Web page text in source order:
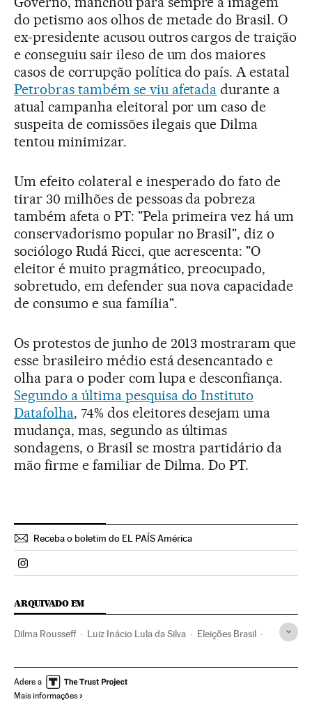
do petismo aos olhos de metade do Brasil. O
ex-presidente acusou outros cargos de traição
e conseguiu sair ileso de um dos maiores
casos de corrupção política do país. A estatal
Petrobras também se viu afetada durante a
atual campanha eleitoral por um caso de
suspeita de comissões ilegais que Dilma
tentou minimizar.
Um efeito colateral e inesperado do fato de
tirar 30 milhões de pessoas da pobreza
também afeta o PT: "Pela primeira vez há um
conservadorismo popular no Brasil", diz o
sociólogo Rudá Ricci, que acrescenta: "O
eleitor é muito pragmático, preocupado,
sobretudo, em defender sua nova capacidade
de consumo e sua família".
Os protestos de junho de 2013 mostraram que
esse brasileiro médio está desencantado e
olha para o poder com lupa e desconfiança.
Segundo a última pesquisa do Instituto
Datafolha, 74% dos eleitores desejam uma
mudança, mas, segundo as últimas
sondagens, o Brasil se mostra partidário da
mão firme e familiar de Dilma. Do PT.
Receba o boletim do EL PAÍS América
Politica El País Brasil en Instagram
ARQUIVADO EM
Dilma Rousseff Luiz Inácio Lula da Silva Eleições Brasil
Candidaturas políticas Eleições presidenciais
Partidos políticos
Adere a
Mais informações